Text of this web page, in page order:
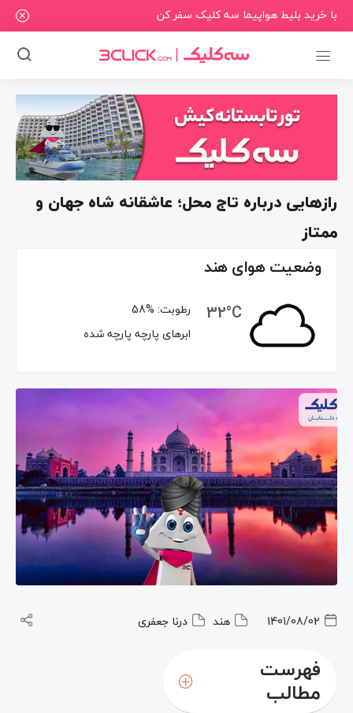
با خرید بلیط هواپیما سه کلیک سفر کن
رازهایی درباره تاج محل؛ عاشقانه شاه جهان و
ممتاز
وضعیت هوای هند
32°C
رطوبت: 58%
ابرهای پارچه پارچه شده
1401/08/02 هند درنا جعفری
فهرست
مطالب